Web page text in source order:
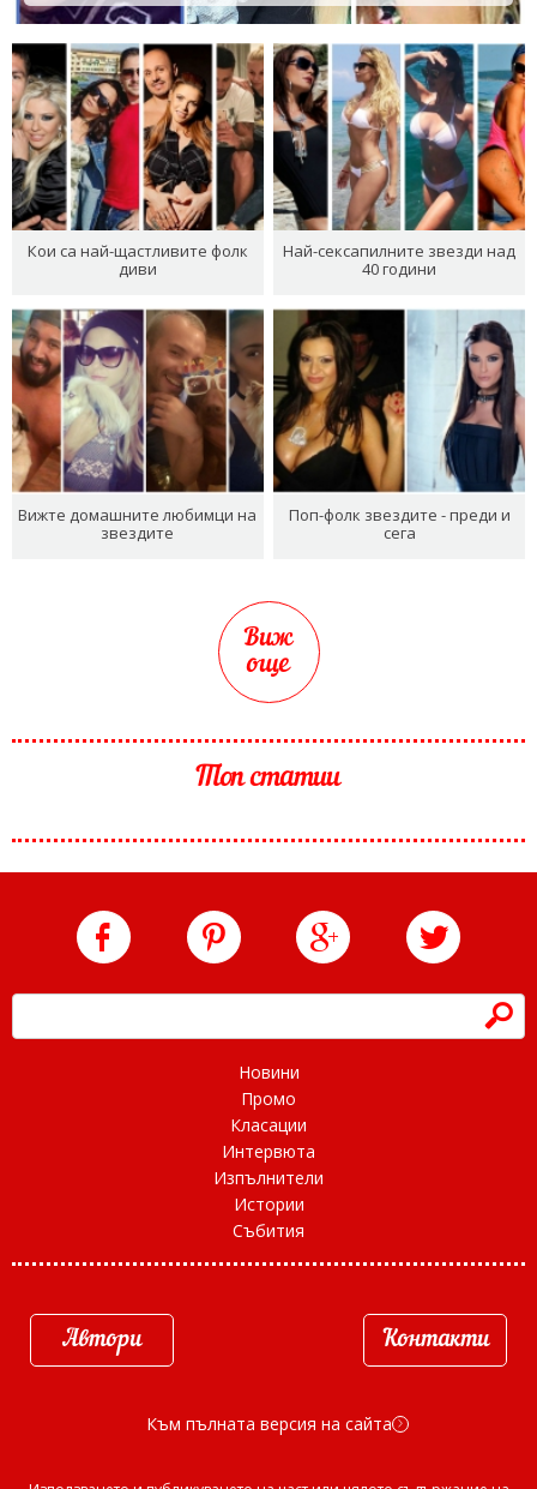
Кои са най-щастливите фолк
диви
Най-сексапилните звезди над
40 години
Вижте домашните любимци на
звездите
Поп-фолк звездите - преди и
сега
Виж
още
Топ статии
h
Новини
Промо
Класации
Интервюта
Изпълнители
Истории
Събития
Автори Контакти
Към пълната версия на сайта d